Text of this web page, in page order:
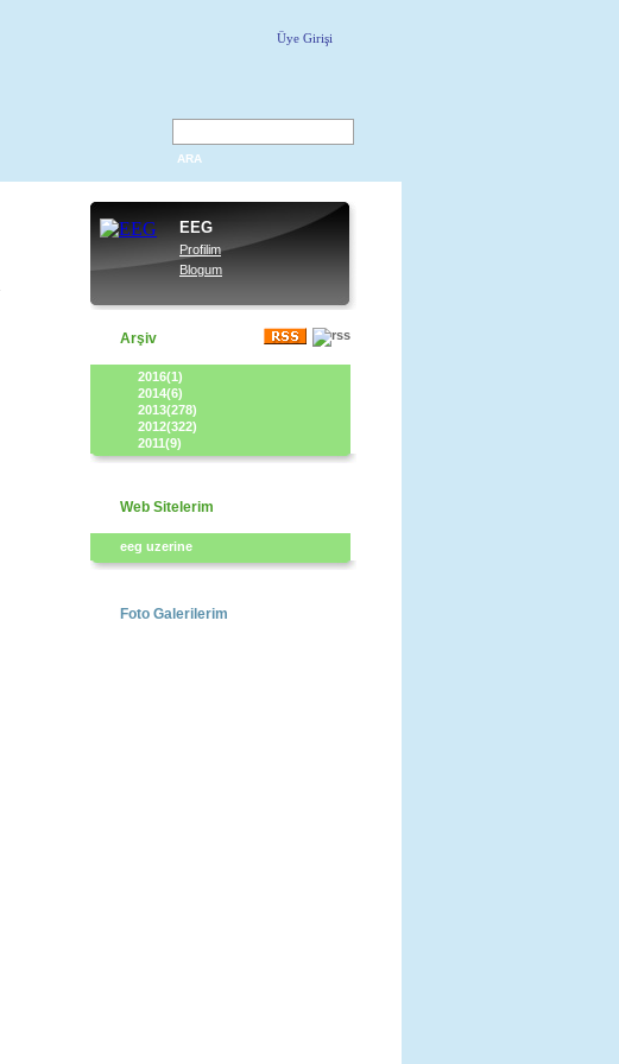
Üye Girişi
ARA
EEG
Profilim
Blogum
Arşiv
2016(1)
2014(6)
2013(278)
2012(322)
2011(9)
Web Sitelerim
eeg uzerine
Foto Galerilerim